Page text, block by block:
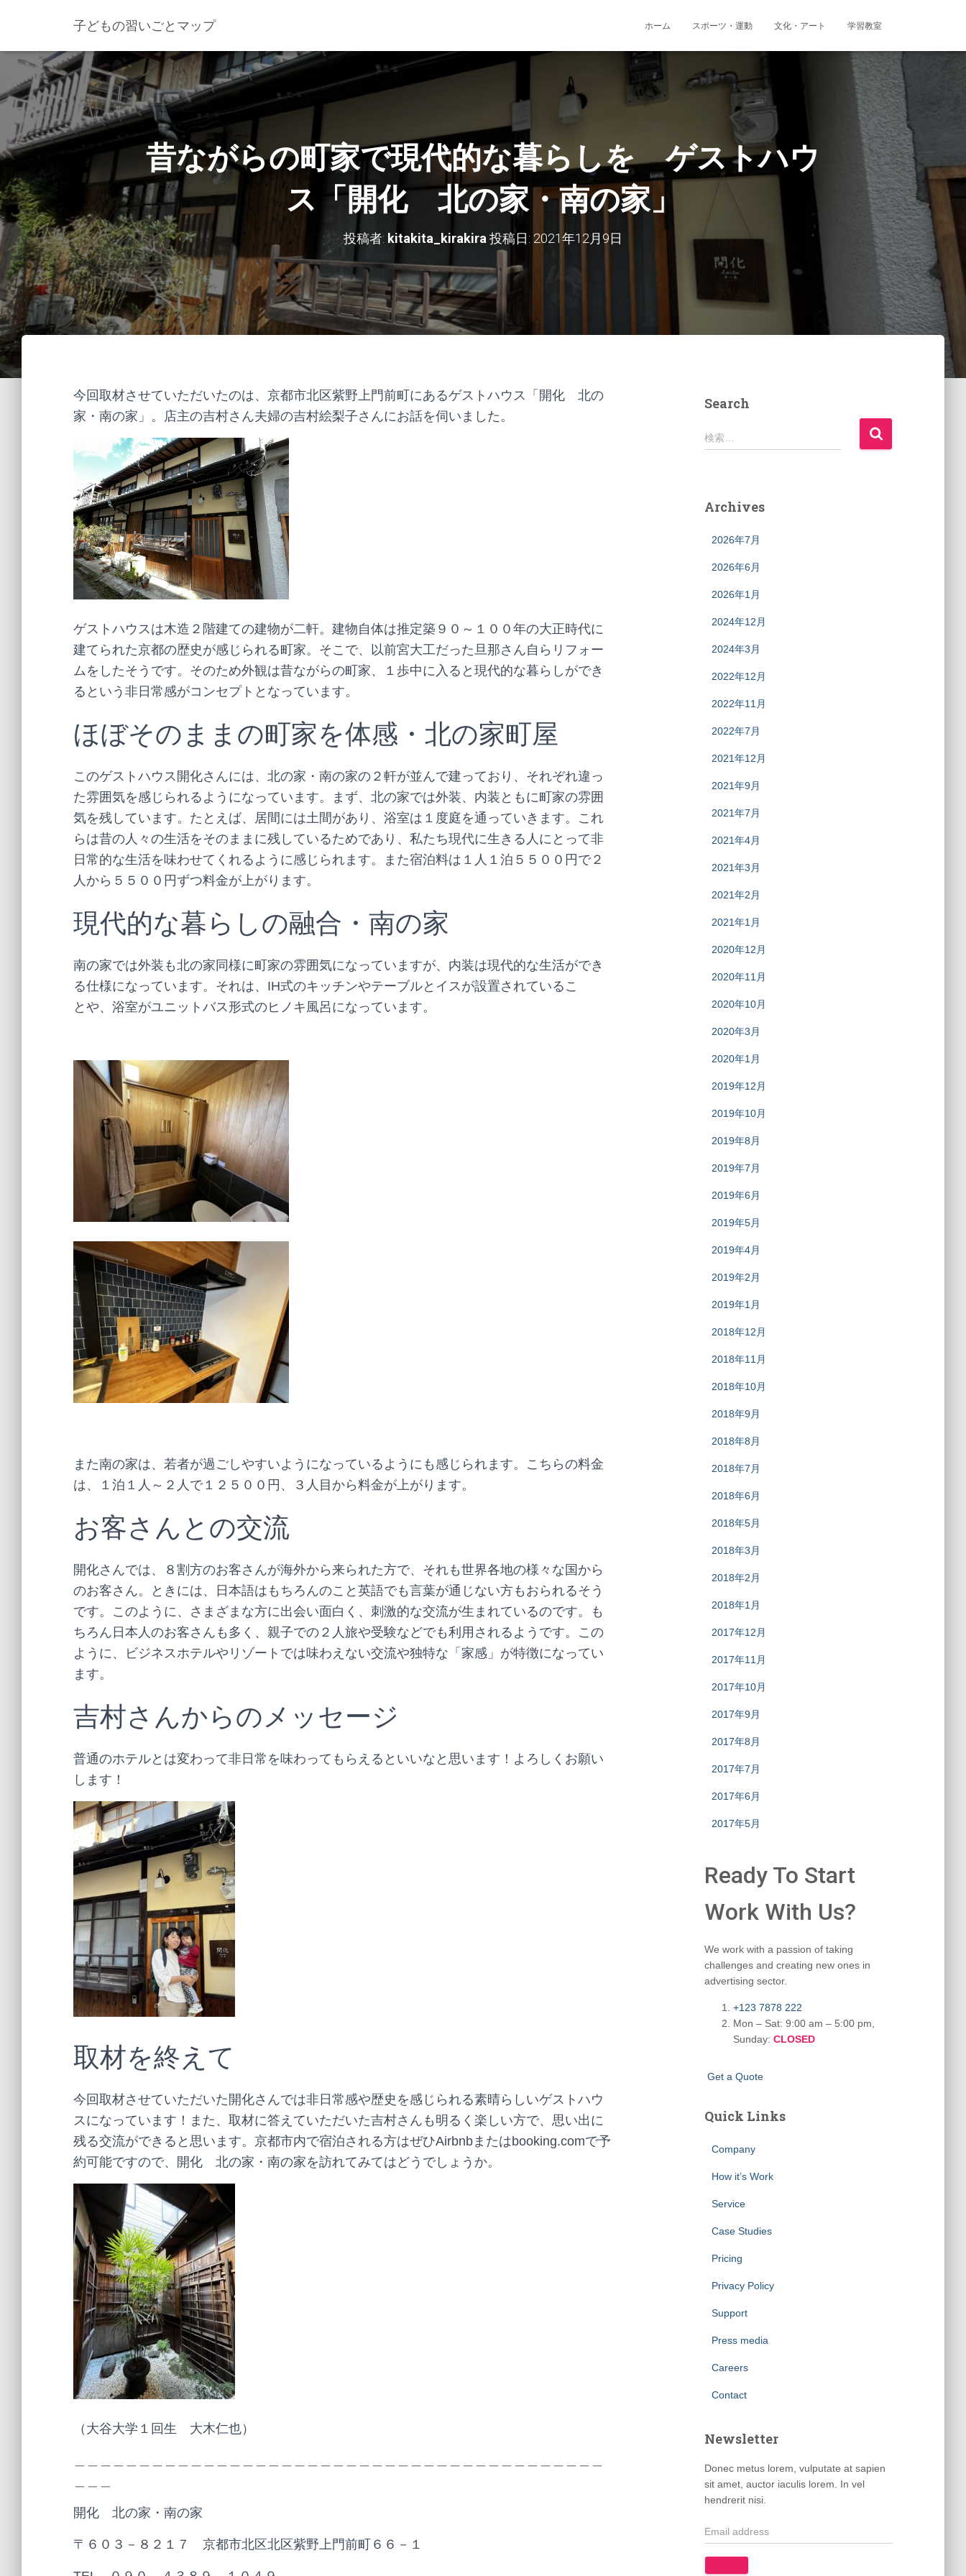
子どもの習いごとマップ ホーム スポーツ・運動 文化・アート 学習教室
昔ながらの町家で現代的な暮らしを ゲストハウ
ス「開化 北の家・南の家」
投稿者: kitakita_kirakira 投稿日: 2021年12月9日
今回取材させていただいたのは、京都市北区紫野上門前町にあるゲストハウス「開化 北の
家・南の家」。店主の吉村さん夫婦の吉村絵梨子さんにお話を伺いました。
ゲストハウスは木造２階建ての建物が二軒。建物自体は推定築９０～１００年の大正時代に
建てられた京都の歴史が感じられる町家。そこで、以前宮大工だった旦那さん自らリフォー
ムをしたそうです。そのため外観は昔ながらの町家、１歩中に入ると現代的な暮らしができ
るという非日常感がコンセプトとなっています。
ほぼそのままの町家を体感・北の家町屋
このゲストハウス開化さんには、北の家・南の家の２軒が並んで建っており、それぞれ違っ
た雰囲気を感じられるようになっています。まず、北の家では外装、内装ともに町家の雰囲
気を残しています。たとえば、居間には土間があり、浴室は１度庭を通っていきます。これ
らは昔の人々の生活をそのままに残しているためであり、私たち現代に生きる人にとって非
日常的な生活を味わせてくれるように感じられます。また宿泊料は１人１泊５５００円で２
人から５５００円ずつ料金が上がります。
現代的な暮らしの融合・南の家
南の家では外装も北の家同様に町家の雰囲気になっていますが、内装は現代的な生活ができ
る仕様になっています。それは、IH式のキッチンやテーブルとイスが設置されているこ
とや、浴室がユニットバス形式のヒノキ風呂になっています。
また南の家は、若者が過ごしやすいようになっているようにも感じられます。こちらの料金
は、１泊１人～２人で１２５００円、３人目から料金が上がります。
お客さんとの交流
開化さんでは、８割方のお客さんが海外から来られた方で、それも世界各地の様々な国から
のお客さん。ときには、日本語はもちろんのこと英語でも言葉が通じない方もおられるそう
です。このように、さまざまな方に出会い面白く、刺激的な交流が生まれているのです。も
ちろん日本人のお客さんも多く、親子での２人旅や受験などでも利用されるようです。この
ように、ビジネスホテルやリゾートでは味わえない交流や独特な「家感」が特徴になってい
ます。
吉村さんからのメッセージ
普通のホテルとは変わって非日常を味わってもらえるといいなと思います！よろしくお願い
します！
取材を終えて
今回取材させていただいた開化さんでは非日常感や歴史を感じられる素晴らしいゲストハウ
スになっています！また、取材に答えていただいた吉村さんも明るく楽しい方で、思い出に
残る交流ができると思います。京都市内で宿泊される方はぜひAirbnbまたはbooking.comで予
約可能ですので、開化 北の家・南の家を訪れてみてはどうでしょうか。
（大谷大学１回生 大木仁也）
開化 北の家・南の家
〒６０３－８２１７ 京都市北区北区紫野上門前町６６－１
Search
検
索
検索…
Archives
2026年7月
2026年6月
2026年1月
2024年12月
2024年3月
2022年12月
2022年11月
2022年7月
2021年12月
2021年9月
2021年7月
2021年4月
2021年3月
2021年2月
2021年1月
2020年12月
2020年11月
2020年10月
2020年3月
2020年1月
2019年12月
2019年10月
2019年8月
2019年7月
2019年6月
2019年5月
2019年4月
2019年2月
2019年1月
2018年12月
2018年11月
2018年10月
2018年9月
2018年8月
2018年7月
2018年6月
2018年5月
2018年3月
2018年2月
2018年1月
2017年12月
2017年11月
2017年10月
2017年9月
2017年8月
2017年7月
2017年6月
2017年5月
Ready To Start
Work With Us?
We work with a passion of taking
challenges and creating new ones in
advertising sector.
+123 7878 222
Mon – Sat: 9:00 am – 5:00 pm,
Sunday: CLOSED
Get a Quote
Quick Links
Company
How it’s Work
Service
Case Studies
Pricing
Privacy Policy
Support
Press media
Careers
Contact
Newsletter
Donec metus lorem, vulputate at sapien
sit amet, auctor iaculis lorem. In vel
hendrerit nisi.